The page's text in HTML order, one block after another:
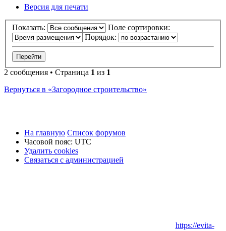
Версия для печати
Показать:
Поле сортировки:
Порядок:
2 сообщения • Страница 1 из 1
Вернуться в «Загородное строительство»
На главную Список форумов
Часовой пояс: UTC
Удалить cookies
Связаться
Связаться с администрацией
https://evita-